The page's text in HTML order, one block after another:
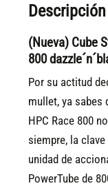
Descripción
(Nueva) Cube
800
Por su actitud
mullet, ya sabes
HPC Race 800
siempre, la
unidad de
PowerTube de